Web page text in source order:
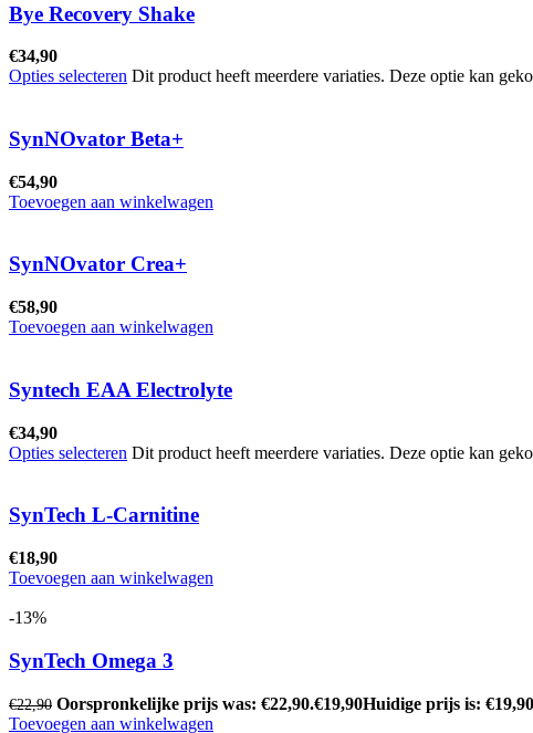
Bye Recovery Shake
€34,90
Opties selecteren Dit product heeft meerdere variaties. Deze optie kan
SynNOvator Beta+
€54,90
Toevoegen aan winkelwagen
SynNOvator Crea+
€58,90
Toevoegen aan winkelwagen
Syntech EAA Electrolyte
€34,90
Opties selecteren Dit product heeft meerdere variaties. Deze optie kan
SynTech L-Carnitine
€18,90
Toevoegen aan winkelwagen
-13%
SynTech Omega 3
€22,90 Oorspronkelijke prijs was: €22,90.€19,90Huidige prijs is:
Toevoegen aan winkelwagen